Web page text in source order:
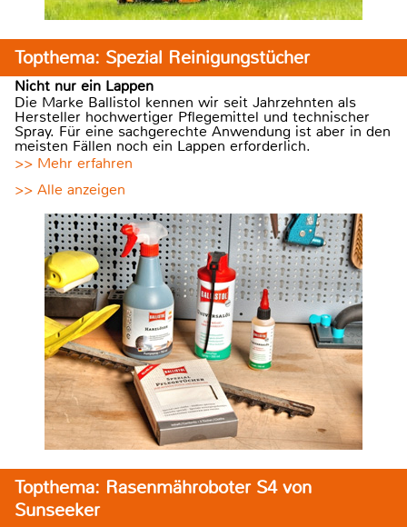
Topthema: Spezial Reinigungstücher
Nicht nur ein Lappen
Die Marke Ballistol kennen wir seit Jahrzehnten als
Hersteller hochwertiger Pflegemittel und technischer
Spray. Für eine sachgerechte Anwendung ist aber in den
meisten Fällen noch ein Lappen erforderlich.
>> Mehr erfahren
>> Alle anzeigen
Topthema: Rasenmähroboter S4 von
Sunseeker